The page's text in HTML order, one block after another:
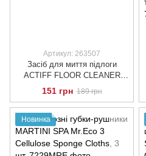
Артикул: 263507
Засіб для миття підлоги
ACTIFF FLOOR CLEANER
LAVENDER з ароматом
лаванди, 1000 мл.
151 грн 189 грн
Новинка